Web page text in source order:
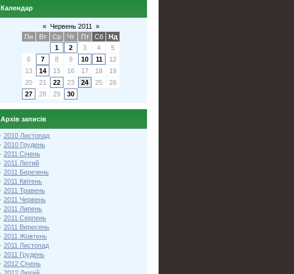
Календар
« Червень 2011
»
Пн
Вт Ср Чт Пт Сб
Нд
1
2 3 4
5
6
7 8 9 10 11
12
13
14 15 16 17 18
19
20
21 22 23 24 25
26
27
28 29 30
Архів записів
2010 Листопад
2010 Грудень
2011 Січень
2011 Лютий
2011 Березень
2011 Квітень
2011 Травень
2011 Червень
2011 Липень
2011 Серпень
2011 Вересень
2011 Жовтень
2011 Листопад
2011 Грудень
2012 Січень